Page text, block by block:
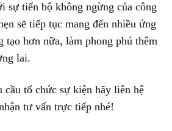
sự tiến bộ không ngừng của công
sẽ tiếp tục mang đến nhiều ứng
tạo hơn nữa, làm phong phú thêm
lai.
cầu tổ chức sự kiện hãy liên hệ
tư vấn trực tiếp nhé!